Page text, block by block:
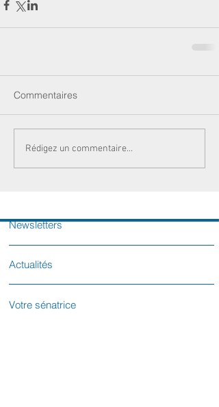
Commentaires
Rédigez un commentaire...
Newsletters
Actualités
Votre sénatrice